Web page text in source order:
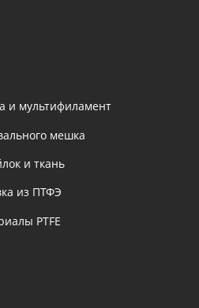
и мультифиламент
мешка
и ткань
из ПТФЭ
PTFE